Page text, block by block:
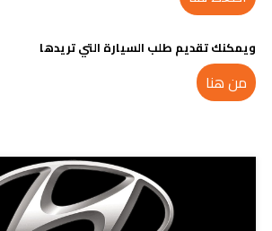
ويمكنك تقديم طلب السيارة التي تريدها
من هنا